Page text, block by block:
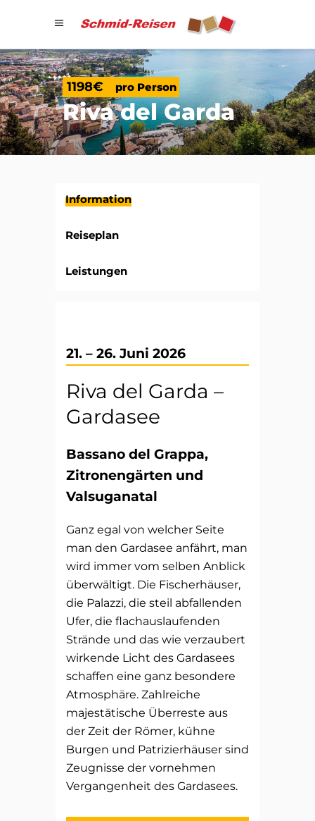
1198€ pro Person
Rivadel Garda
Information
Reiseplan
Leistungen
21. – 26. Juni 2026
Riva del Garda –
Gardasee
Bassano del Grappa,
Zitronengärten und
Valsuganatal
Ganz egal von welcher Seite
man den Gardasee anfährt, man
wird immer vom selben Anblick
überwältigt. Die Fischerhäuser,
die Palazzi, die steil abfallenden
Ufer, die flachauslaufenden
Strände und das wie verzaubert
wirkende Licht des Gardasees
schaffen eine ganz besondere
Atmosphäre. Zahlreiche
majestätische Überreste aus
der Zeit der Römer, kühne
Burgen und Patrizierhäuser sind
Zeugnisse der vornehmen
Vergangenheit des Gardasees.